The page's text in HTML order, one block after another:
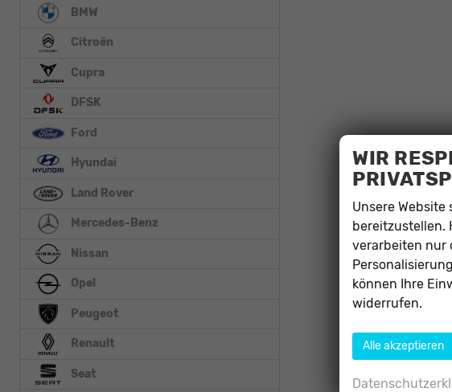
BMW
Citroën
Cupra
DFSK
Ford
Hyundai
Land Rover
Mercedes-Benz
Nissan
Opel
Peugeot
Renault
Seat
WIR
Unsere Website
bereitzustellen.
verarbeiten nur
können Ihre
widerrufen.
Alle akzeptieren